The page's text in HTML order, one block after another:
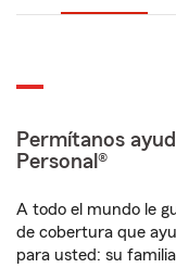
Permítanos
Personal®
A todo el mundo le
de cobertura que
para usted: su